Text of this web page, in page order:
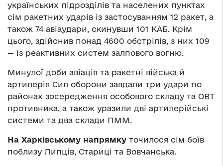
українських підрозділів та населених пунктах
сім ракетних ударів із застосуванням 12 ракет, а
також 74 авіаудари, скинувши 101 КАБ. Крім
цього, здійснив понад 4600 обстрілів, з них 109
— із реактивних систем залпового вогню.
Минулої доби авіація та ракетні війська й
артилерія Сил оборони завдали три удари по
районах зосередження особового складу та ОВТ
противника, а також уразили дві артилерійські
системи та два склади ПММ.
На Харківському напрямку точилося сім боїв
поблизу Липців, Стариці та Вовчанська.